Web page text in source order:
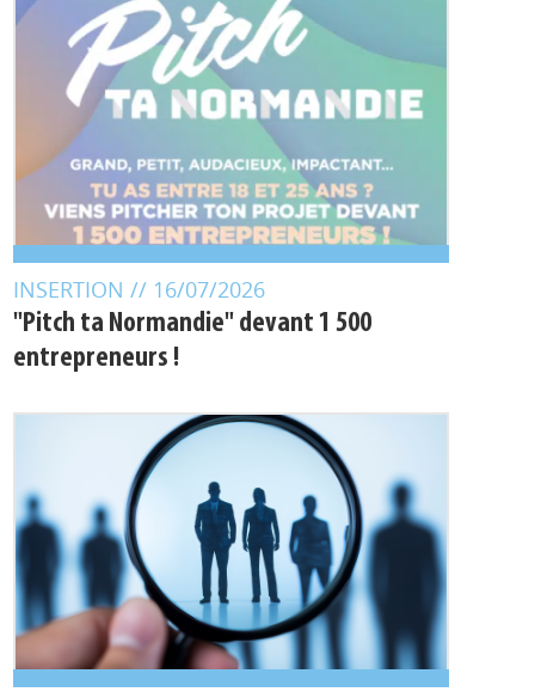
INSERTION// 16/07/2026
"Pitch ta Normandie" devant 1 500
entrepreneurs !